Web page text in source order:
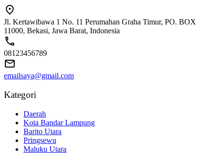
Jl. Kertawibawa 1 No. 11 Perumahan Graha Timur, PO. BOX
11000, Bekasi, Jawa Barat, Indonesia
08123456789
emailsaya@gmail.com
Kategori
Daerah
Kota Bandar Lampung
Barito Utara
Pringsewu
Maluku Utara